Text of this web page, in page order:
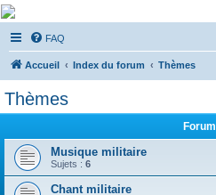
De Musicae Militari -
Forums
Forums de discussions
FAQ
Accueil Index du forum Thèmes
Thèmes
Forum
Musique militaire
Sujets : 6
Chant militaire